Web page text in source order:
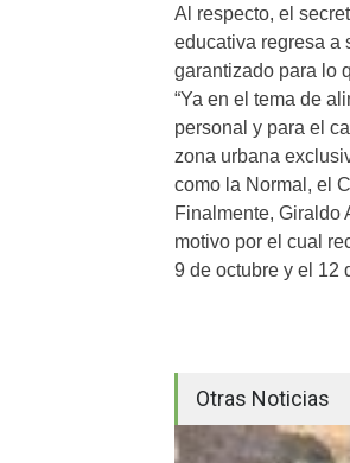
Al respecto, el
educativa regresa a
garantizado para lo
“Ya en el tema de
personal y para el
zona urbana
como la Normal, el
Finalmente, Giraldo
motivo por el cual
9 de octubre y el 12
Otras Noticias